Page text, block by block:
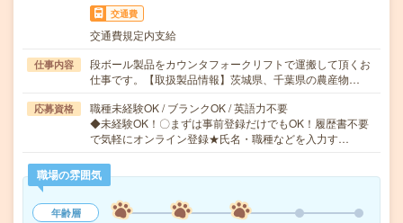
交通費
交通費規定内支給
仕事内容
段ボール製品をカウンタフォークリフトで運搬して頂くお
仕事です。【取扱製品情報】茨城県、千葉県の農産物…
応募資格
職種未経験OK / ブランクOK / 英語力不要
◆未経験OK！〇まずは事前登録だけでもOK！履歴書不要
で気軽にオンライン登録★氏名・職種などを入力す…
職場の雰囲気
年齢層